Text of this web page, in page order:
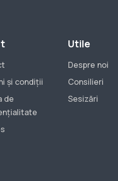
și condiții
de
Utile
Despre noi
Consilieri
Sesizări